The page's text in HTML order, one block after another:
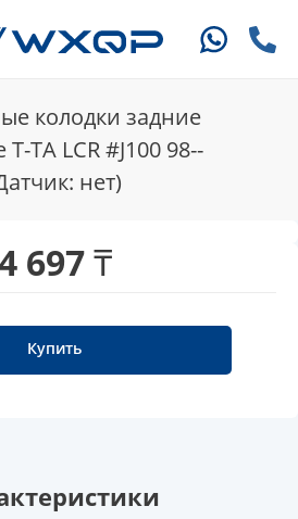
колодки задние
TA LCR #J100 98--
нет)
697 ₸
Купить